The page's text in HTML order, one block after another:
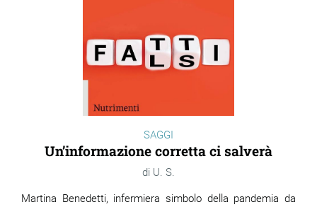
SAGGI
Un’informazione corretta ci salverà
U. S.
Martina Benedetti, infermiera simbolo della pandemia da